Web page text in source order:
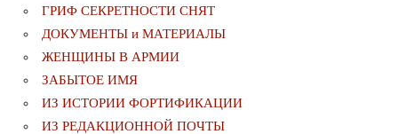
ГРИФ СЕКРЕТНОСТИ СНЯТ
ДОКУМЕНТЫ и МАТЕРИАЛЫ
ЖЕНЩИНЫ В АРМИИ
ЗАБЫТОЕ ИМЯ
ИЗ ИСТОРИИ ФОРТИФИКАЦИИ
ИЗ РЕДАКЦИОННОЙ ПОЧТЫ